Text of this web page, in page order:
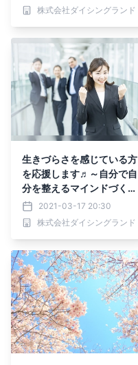
株式会社ダイシングランド
生きづらさを感じている方
を応援します♬～自分で自
分を整えるマインドづくり
～
2021-03-17 20:30
株式会社ダイシングランド